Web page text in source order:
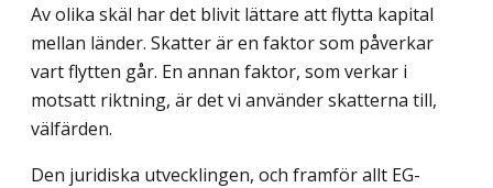
Av olika skäl har det blivit lättare att flytta kapital
mellan länder. Skatter är en faktor som påverkar
vart flytten går. En annan faktor, som verkar i
motsatt riktning, är det vi använder skatterna till,
välfärden.
Den juridiska utvecklingen, och framför allt EG-